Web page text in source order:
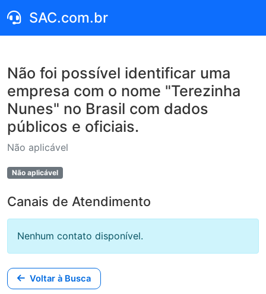
SAC.com.br
Não foi possível identificar uma
empresa com o nome "Terezinha
Nunes" no Brasil com dados
públicos e oficiais.
Não aplicável
Não aplicável
Canais de Atendimento
Nenhum contato disponível.
Voltar à Busca